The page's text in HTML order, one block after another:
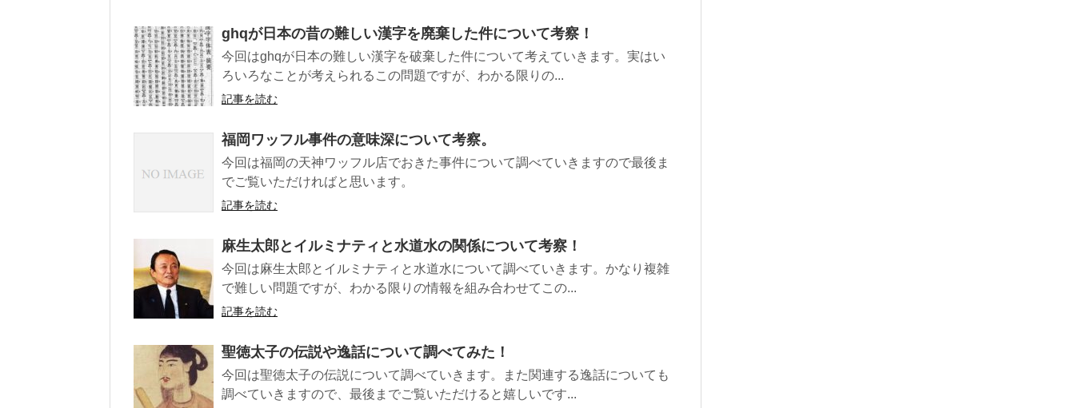
ghqが日本の昔の難しい漢字を廃棄した件について考察！
今回はghqが日本の難しい漢字を破棄した件について考えていきます。実はい
ろいろなことが考えられるこの問題ですが、わかる限りの...
記事を読む
福岡ワッフル事件の意味深について考察。
今回は福岡の天神ワッフル店でおきた事件について調べていきますので最後ま
でご覧いただければと思います。
記事を読む
麻生太郎とイルミナティと水道水の関係について考察！
今回は麻生太郎とイルミナティと水道水について調べていきます。かなり複雑
で難しい問題ですが、わかる限りの情報を組み合わせてこの...
記事を読む
聖徳太子の伝説や逸話について調べてみた！
今回は聖徳太子の伝説について調べていきます。また関連する逸話についても
調べていきますので、最後までご覧いただけると嬉しいです...